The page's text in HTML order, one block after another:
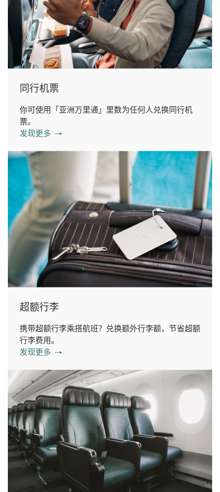
同行机票
你可使用「亚洲万里通」里数为任何人兑换同行机
票。
发现更多
超额行李
携带超额行李乘搭航班？兑换额外行李额，节省超额
行李费用。
发现更多